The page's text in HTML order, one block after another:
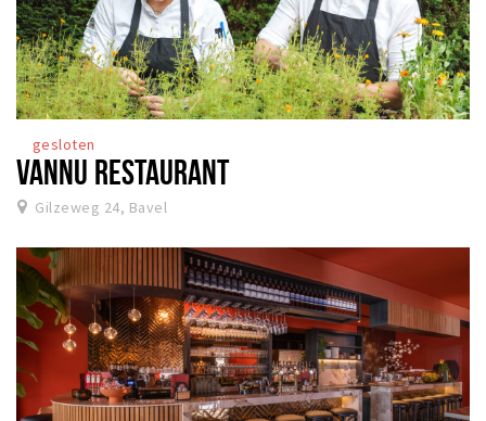
gesloten
VANNU RESTAURANT
Gilzeweg 24, Bavel